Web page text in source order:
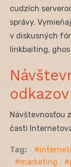
cudzích
správy.
v diskusných
linkbaiting,
odkazov
Návštevnosťou
časti
Tag:
marketing